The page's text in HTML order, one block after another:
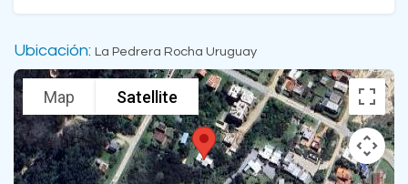
Ubicación: La Pedrera Rocha Uruguay
Map Satellite